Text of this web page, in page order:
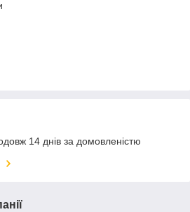
14 днів за домовленістю